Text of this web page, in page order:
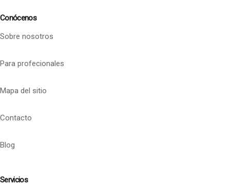
Conócenos
Sobre nosotros
Para profecionales
Mapa del sitio
Contacto
Blog
Servicios